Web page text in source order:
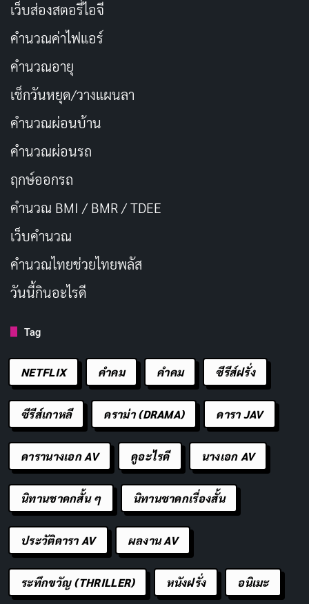
เส้นทางในวงการของ Hibiki Otsuki
จุดเริ่มต้นก่อนเข้าสู่วงการ
Hibiki Otsuki เติบโตในเมืองโอตารุ ฮอกไกโด ซึ่งเป็นเมือง
ท่าและแหล่งท่องเที่ยวที่มีชื่อเสียงจากเทศกาลหิมะและ
สถาปัตยกรรมเก่าแก่ ข้อมูลก่อนเข้าวงการมีไม่มากนัก แต่
จากการสัมภาษณ์หลายครั้ง เธอระบุว่ามีความสนใจใน
วงการบันเทิงมาตั้งแต่เด็ก ความสามารถเล่นเปียโนและ
ความชอบกีฬาเอ็กซ์ตรีมอย่างสโนว์บอร์ดและสเก็ตบอร์ด
สะท้อนให้เห็นว่าเธอเป็นคนที่ชอบทำอะไรหลากหลายและ
ไม่กลัวความท้าทาย
การตัดสินใจเข้าวงการ AV ในปี 2008 เกิดขึ้นเมื่อเธออายุ
20 ปี โดยไม่มีประวัติการเป็นนักแสดงหรือไอดอลมาก่อน
(nanpa) ก่อนจะมีผลงานที่มีชื่อเครดิตเป็นของตัวเองใน
เดือนตุลาคมปีเดียวกัน
ช่วงเดบิวต์
การเปิดตัวอย่างเป็นทางการของเธอเกิดขึ้นในเดือนตุลาคม
2008 ด้วยผลงาน Dirty Amateur Series ภายใต้เลเบล Ran
Maru ช่วงนี้เธอยังไม่มีเอเจนซีใหญ่คอยดูแล ทำให้ต้องหา
งานเองและรับบทที่ได้มากกว่าจะเลือกบทที่อยากเล่น ผล
งานส่วนใหญ่ในยุคนี้มาจากค่ายเล็ก ๆ หรือเป็นการรวมตอน
รีไซเคิล
แม้สภาพแวดล้อมการทำงานจะไม่เอื้ออำนวยเท่าที่ควร เธอ
ก็ไม่หยุดพยายาม จากการให้สัมภาษณ์ เธอบอกว่าช่วงเวลา
เว็บส่องสตอรี่ไอจี
คำนวณค่าไฟแอร์
คำนวณอายุ
เช็กวันหยุด/วางแผนลา
คำนวณผ่อนบ้าน
คำนวณผ่อนรถ
ฤกษ์ออกรถ
คำนวณ BMI / BMR / TDEE
เว็บคํานวณ
คํานวณไทยช่วยไทยพลัส
วันนี้กินอะไรดี
Tag
NETFLIX คำคม คําคม ซีรีส์ฝรั่ง
ซีรีส์เกาหลี ดราม่า (DRAMA) ดารา JAV
ดารานางเอก AV ดูอะไรดี นางเอก AV
นิทานชาดกสั้น ๆ นิทานชาดกเรื่องสั้น
ประวัติดารา AV ผลงาน AV
ระทึกขวัญ (THRILLER) หนังฝรั่ง อนิเมะ